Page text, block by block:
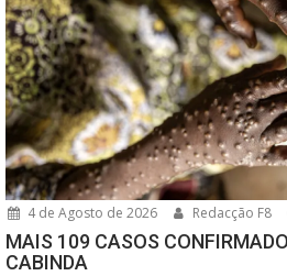
4 de Agosto de 2026 Redacção F8
MAIS 109 CASOS
CABINDA